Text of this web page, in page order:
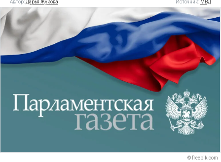
Автор: Дарья Жукова Источник: МВД
© freepik.com